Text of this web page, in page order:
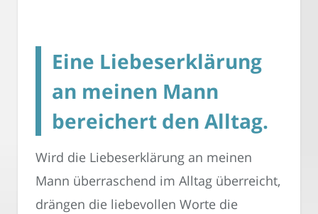
Eine Liebeserklärung
an meinen Mann
bereichert den Alltag.
Wird die Liebeserklärung an meinen
Mann überraschend im Alltag überreicht,
drängen die liebevollen Worte die